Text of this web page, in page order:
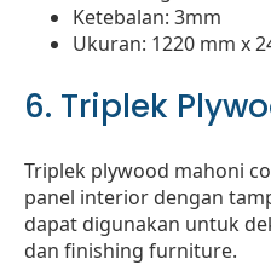
Ketebalan: 3mm
Ukuran: 1220 mm x
6. Triplek
Triplek plywood mahoni
panel interior dengan
dapat digunakan untuk
dan finishing furniture.